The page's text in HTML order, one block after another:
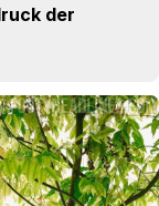
der